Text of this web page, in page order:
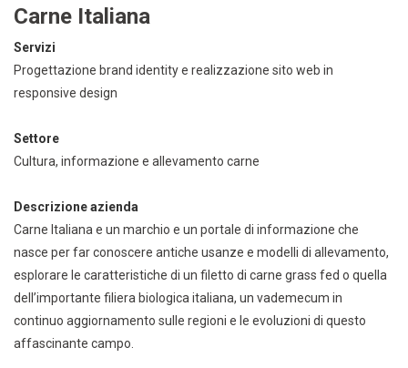
Carne Italiana
Servizi
Progettazione brand identity e realizzazione sito web in
responsive design
Settore
Cultura, informazione e allevamento carne
Descrizione azienda
Carne Italiana e un marchio e un portale di informazione che
nasce per far conoscere antiche usanze e modelli di allevamento,
esplorare le caratteristiche di un filetto di carne grass fed o quella
dell’importante filiera biologica italiana, un vademecum in
continuo aggiornamento sulle regioni e le evoluzioni di questo
affascinante campo.